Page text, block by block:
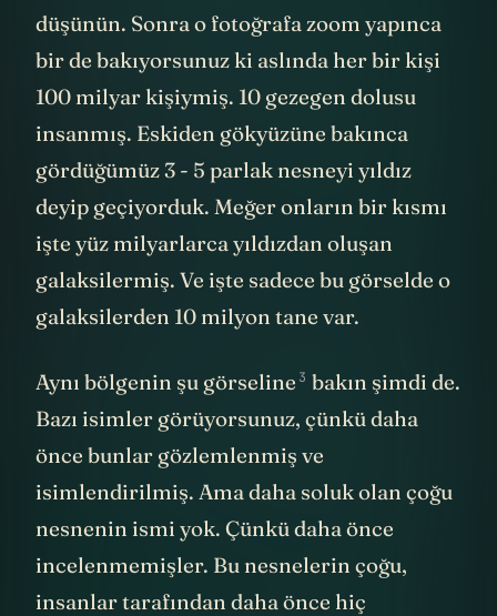
araya toplayıp fotoğrafını çektiğinizi
düşünün. Sonra o fotoğrafa zoom yapınca
bir de bakıyorsunuz ki aslında her bir kişi
100 milyar kişiymiş. 10 gezegen dolusu
insanmış. Eskiden gökyüzüne bakınca
gördüğümüz 3 - 5 parlak nesneyi yıldız
deyip geçiyorduk. Meğer onların bir kısmı
işte yüz milyarlarca yıldızdan oluşan
galaksilermiş. Ve işte sadece bu görselde o
Aynı bölgeninşu görseline bakın şimdi de.
Bazı isimler görüyorsunuz, çünkü daha
önce bunlar gözlemlenmiş ve
isimlendirilmiş. Ama daha soluk olan çoğu
nesnenin ismi yok. Çünkü daha önce
incelenmemişler. Bu nesnelerin çoğu,